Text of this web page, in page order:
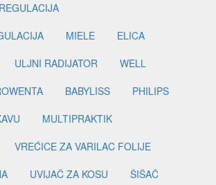
MIELE
ELICA
ULJNI RADIJATOR
WELL
BABYLISS
PHILIPS
MULTIPRAKTIK
VREĆICE ZA VARILAC FOLIJE
UVIJAČ ZA KOSU
ŠIŠAČ